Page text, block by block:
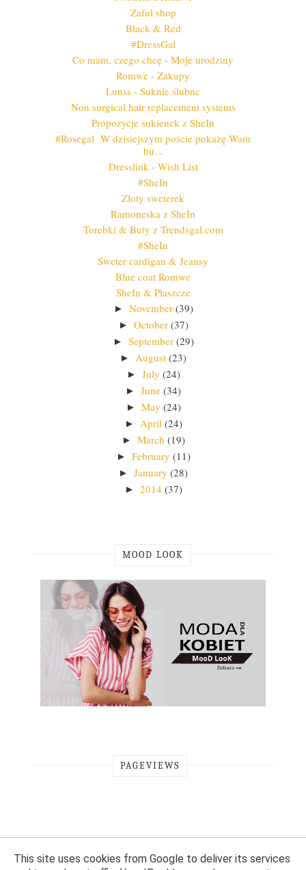
Zaful shop
Black & Red
#DressGal
Co mam, czego chcę - Moje urodziny
Romwe - Zakupy
Lunss - Suknie ślubne
Non surgical hair replacement systems
Propozycje sukienek z SheIn
#Rosegal W dzisiejszym poście pokażę Wam
bu...
Dresslink - Wish List
#SheIn
Złoty sweterek
Ramoneska z SheIn
Torebki & Buty z Trendsgal.com
#SheIn
Sweter cardigan & Jeansy
Blue coat Romwe
SheIn & Płaszcze
► November (39)
► October (37)
► September (29)
► August (23)
► July (24)
► June (34)
► May (24)
► April (24)
► March (19)
► February (11)
► January (28)
► 2014 (37)
MOOD LOOK
PAGEVIEWS
This site uses cookies from Google to deliver its services